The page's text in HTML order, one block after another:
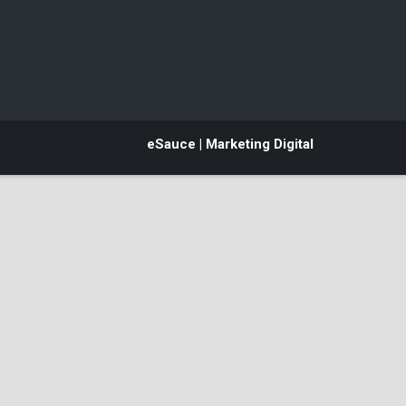
eSauce | Marketing Digital